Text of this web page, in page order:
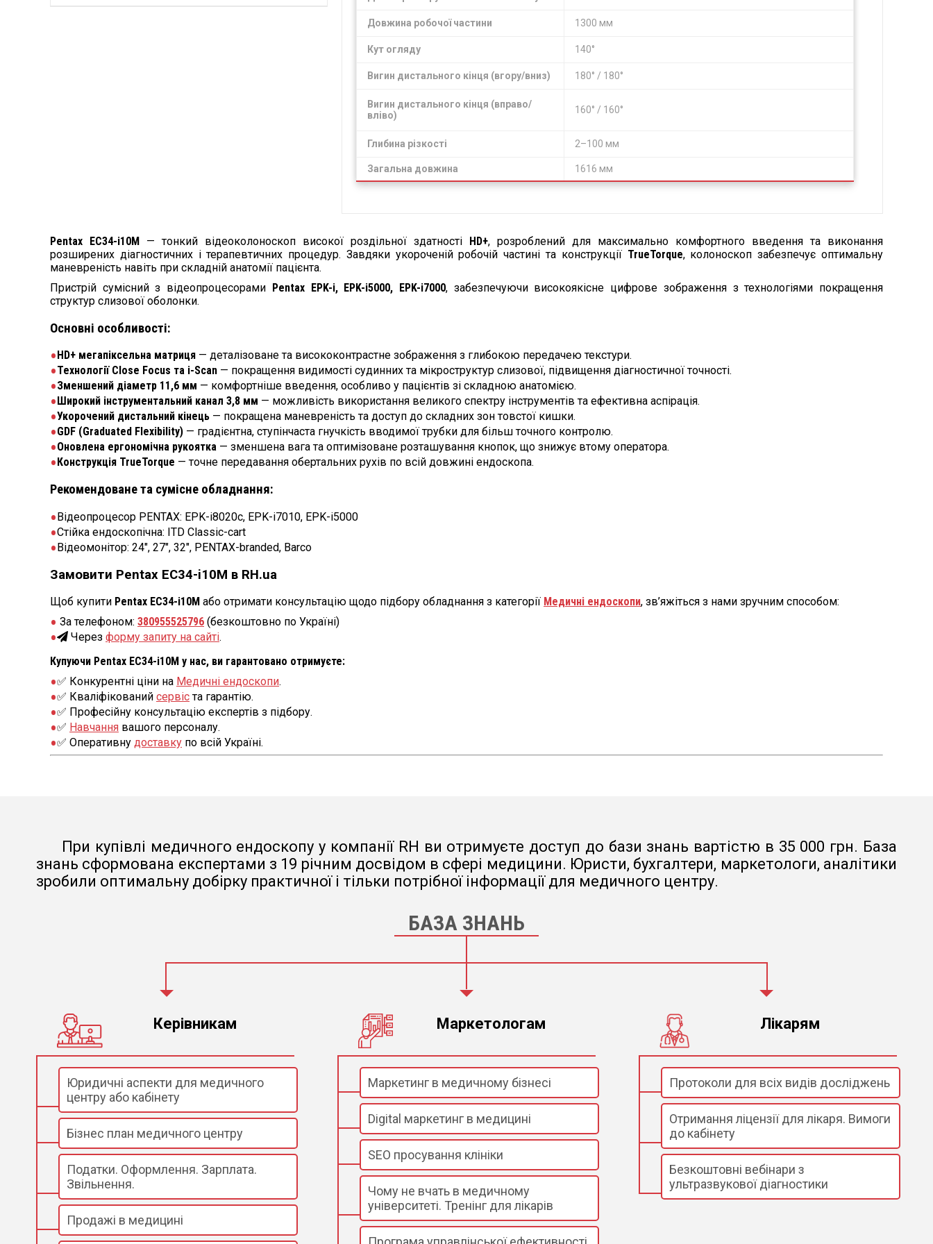
Довжина робочої частини 1300 мм
Кут огляду 140°
Вигин дистального кінця (вгору/вниз) 180° / 180°
Вигин дистального кінця (вправо/
вліво)
160° / 160°
Глибина різкості 2–100 мм
Загальна довжина 1616 мм
Pentax EC34-i10M — тонкий відеоколоноскоп високої роздільної здатності HD+, розроблений для максимально комфортного введення та виконання
розширених діагностичних і терапевтичних процедур. Завдяки укороченій робочій частині та конструкції TrueTorque, колоноскоп забезпечує оптимальну
маневреність навіть при складній анатомії пацієнта.
Пристрій сумісний з відеопроцесорами Pentax EPK-i, EPK-i5000, EPK-i7000, забезпечуючи високоякісне цифрове зображення з технологіями покращення
структур слизової оболонки.
Основні особливості:
HD+ мегапіксельна матриця — деталізоване та висококонтрастне зображення з глибокою передачею текстури.
Технології Close Focus та i-Scan — покращення видимості судинних та мікроструктур слизової, підвищення діагностичної точності.
Зменшений діаметр 11,6 мм — комфортніше введення, особливо у пацієнтів зі складною анатомією.
Широкий інструментальний канал 3,8 мм — можливість використання великого спектру інструментів та ефективна аспірація.
Укорочений дистальний кінець — покращена маневреність та доступ до складних зон товстої кишки.
GDF (Graduated Flexibility) — градієнтна, ступінчаста гнучкість вводимої трубки для більш точного контролю.
Оновлена ергономічна рукоятка — зменшена вага та оптимізоване розташування кнопок, що знижує втому оператора.
Конструкція TrueTorque — точне передавання обертальних рухів по всій довжині ендоскопа.
Рекомендоване та сумісне обладнання:
Відеопроцесор PENTAX: EPK-i8020c, EPK-i7010, EPK-i5000
Стійка ендоскопічна: ITD Classic-cart
Відеомонітор: 24″, 27″, 32″, PENTAX-branded, Barco
Замовити Pentax EC34-i10M в RH.ua
Щоб купити Pentax EC34-i10M або отримати консультацію щодо підбору обладнання з категорії Медичні ендоскопи, зв’яжіться з нами зручним способом:
За телефоном: 380955525796 (безкоштовно по Україні)
Через форму запиту на сайті.
Купуючи Pentax EC34-i10M у нас, ви гарантовано отримуєте:
✅ Конкурентні ціни на Медичні ендоскопи.
✅ Кваліфікований сервіста гарантію.
✅ Професійну консультацію експертів з підбору.
✅ Навчання вашого персоналу.
✅ Оперативну доставку по всій Україні.
При купівлі медичного ендоскопу у компанії RH ви отримуєте доступ до бази знань вартістю в 35 000 грн. База
знань сформована експертами з 19 річним досвідом в сфері медицини. Юристи, бухгалтери, маркетологи, аналітики
зробили оптимальну добірку практичної і тільки потрібної інформації для медичного центру.
БАЗА ЗНАНЬ
Керівникам
Юридичні аспекти для медичного
центру або кабінету
Бізнес план медичного центру
Податки. Оформлення. Зарплата.
Звільнення.
Продажі в медицині
Маркетологам
Маркетинг в медичному бізнесі
Digital маркетинг в медицині
SEO просування клініки
Чому не вчать в медичному
університеті. Тренінг для лікарів
Лікарям
Протоколи для всіх видів досліджень
Отримання ліцензії для лікаря. Вимоги
до кабінету
Безкоштовні вебінари з
ультразвукової діагностики